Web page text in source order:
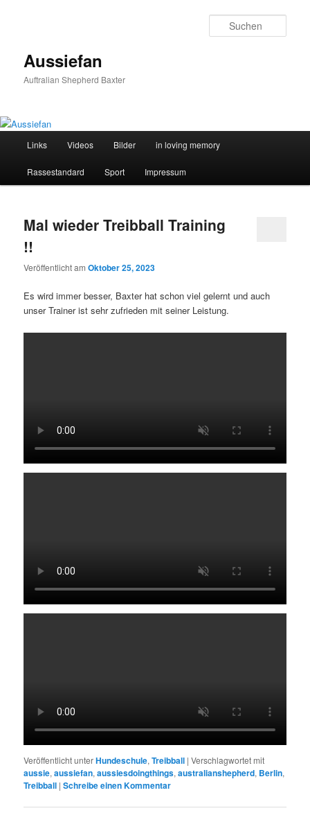
Aussiefan
Auftralian Shepherd Baxter
Links Videos Bilder in loving memory
Rassestandard Sport Impressum
Mal wieder Treibball Training
!!
Veröffentlicht amOktober 25, 2023
Es wird immer besser, Baxter hat schon viel gelernt und auch
unser Trainer ist sehr zufrieden mit seiner Leistung.
Veröffentlicht unterHundeschule,Treibball |Verschlagwortet mit
aussie,aussiefan,aussiesdoingthings,australianshepherd, Berlin,
Treibball |Schreibe einen Kommentar